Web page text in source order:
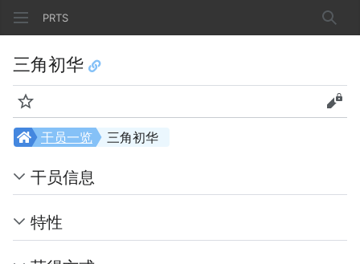
PRTS 搜索
三角初华
监视 查看
三角初华
干员一览
干员信息
特性